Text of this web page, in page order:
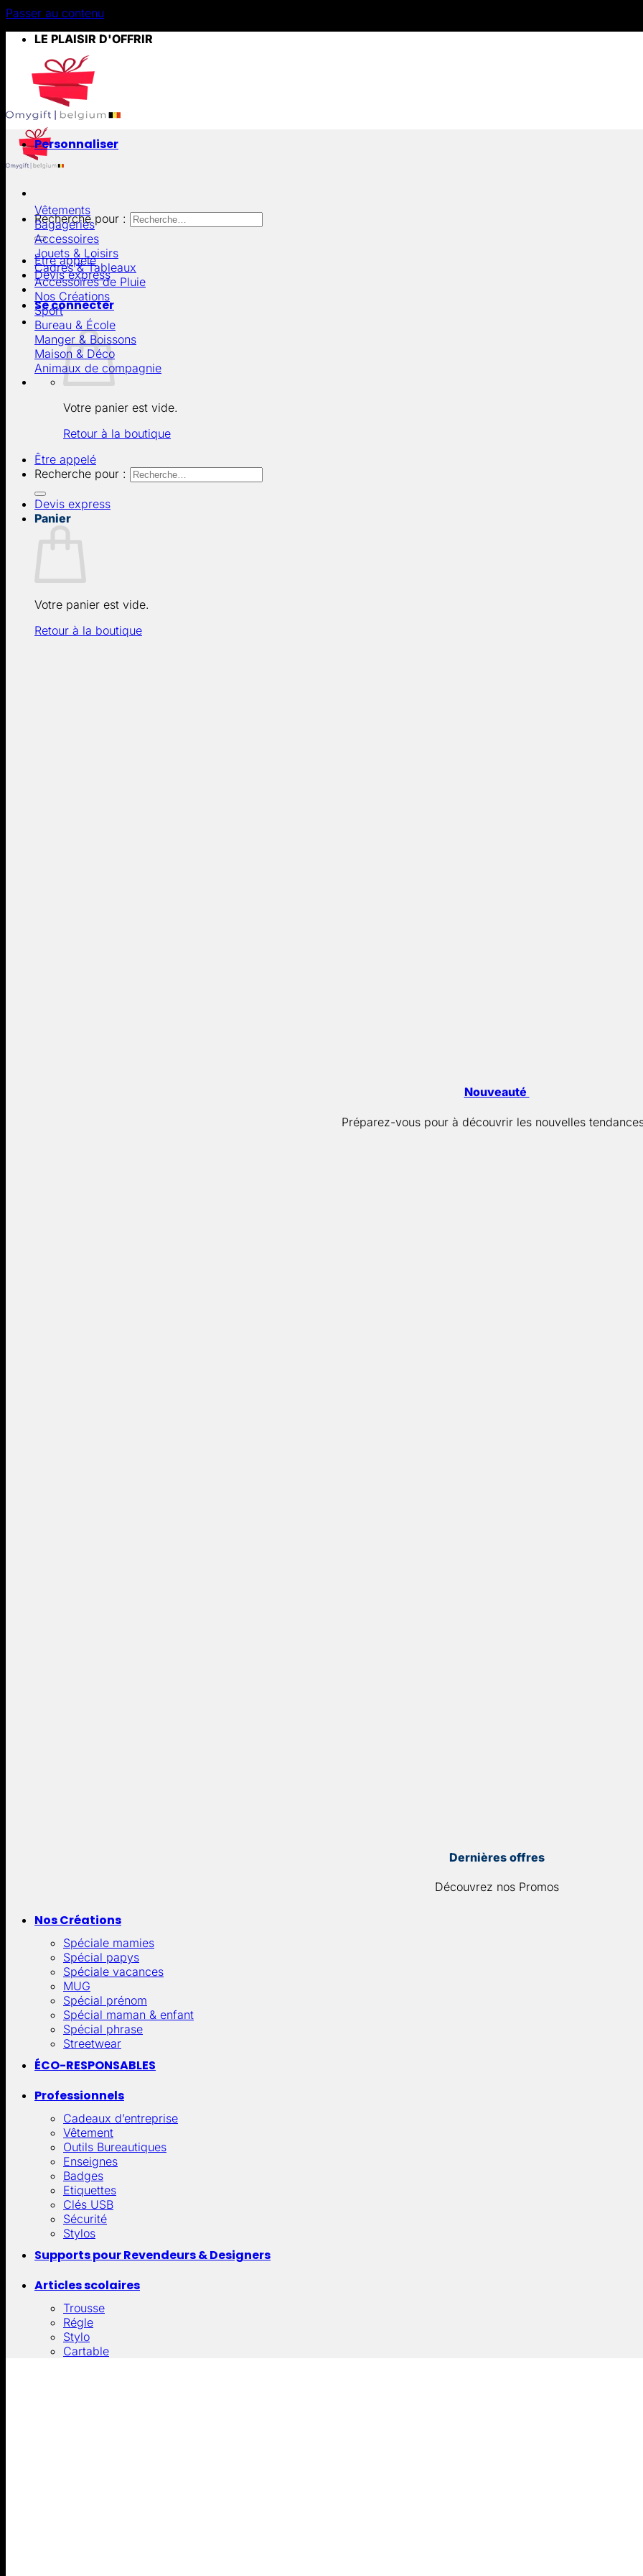
Passer au contenu
LE PLAISIR D'OFFRIR
Recherche pour :
Être appelé
Devis express
Se connecter
Votre panier est vide.
Retour à la boutique
Être appelé
Recherche pour :
Devis express
Panier
Votre panier est vide.
Retour à la boutique
Personnaliser
Vêtements
Bagageries
Accessoires
Jouets & Loisirs
Cadres & Tableaux
Accessoires de Pluie
Nos Créations
Sport
Bureau & École
Manger & Boissons
Maison & Déco
Animaux de compagnie
Nouveauté
Préparez-vous pour à découvrir les nouvelles
Dernières offres
Découvrez nos Promos
Nos Créations
Spéciale mamies
Spécial papys
Spéciale vacances
MUG
Spécial prénom
Spécial maman & enfant
Spécial phrase
Streetwear
ÉCO-RESPONSABLES
Professionnels
Cadeaux d’entreprise
Vêtement
Outils Bureautiques
Enseignes
Badges
Etiquettes
Clés USB
Sécurité
Stylos
Supports pour Revendeurs & Designers
Articles scolaires
Trousse
Régle
Stylo
Cartable